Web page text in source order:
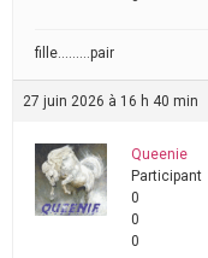
fille………pair
27 juin 2026 à 16 h 40 min
Queenie
Participant
0
0
0